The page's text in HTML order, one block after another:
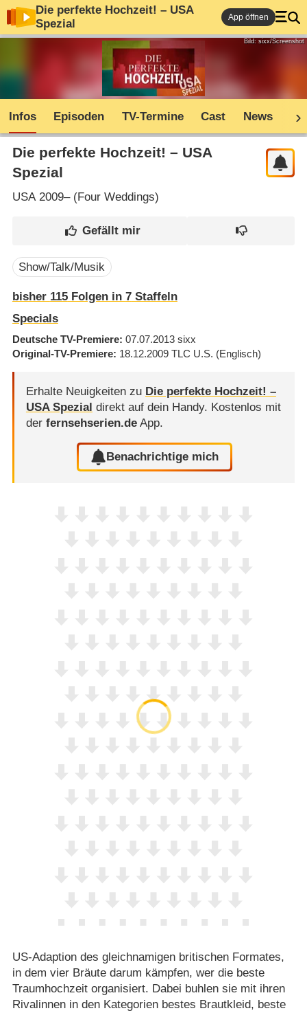
Die perfekte Hochzeit! – USA
Spezial
App öffnen
Bild: sixx/Screenshot
Infos Episoden TV-Termine Cast News
Die perfekte Hochzeit! – USA
Spezial
USA2009– (Four Weddings)
Show/Talk/Musik
bisher 115Folgen in 7Staffeln
Specials
Deutsche TV-Premiere 07.07.2013 sixx
Original-TV-Premiere 18.12.2009 TLC U.S. (Englisch)
Erhalte Neuigkeiten zu Die perfekte Hochzeit! –
USA Spezial direkt auf dein Handy. Kostenlos mit
der fernsehserien.deApp.
Benachrichtige mich
US-Adaption des gleichnamigen britischen Formates,
in dem vier Bräute darum kämpfen, wer die beste
Traumhochzeit organisiert. Dabei buhlen sie mit ihren
Rivalinnen in den Kategorien bestes Brautkleid, beste